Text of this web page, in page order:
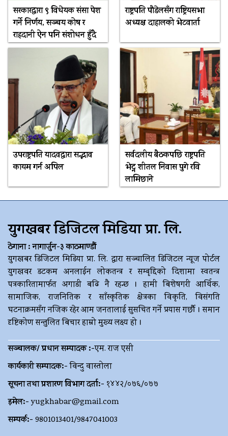
सरकारद्धारा ९ विधेयक संसद्मा पेश
गर्ने निर्णय, सञ्चय कोष र
राहदानी ऐन पनि संशोधन हुँदै
राष्ट्रपति पौडेलसँग राष्ट्रियसभा
अध्यक्ष दाहालको भेटवार्ता
उपराष्ट्रपति यादवद्वारा सद्भाव
कायम गर्न अपिल
सर्वदलीय बैठकपछि राष्ट्रपति
भेट्न शीतल निवास पुगे रवि
लामिछाने
युगखबर डिजिटल मिडिया प्रा. लि.
ठेगाना : नागार्जुन-३ काठमाण्डौं
युगखबर डिजिटल मिडिया प्रा. लि. द्धारा सञ्चालित डिजिटल न्यूज पोर्टल
युगखवर डटकम अनलाईन लोकतन्त्र र सम्बृद्दिको दिशामा स्वतन्त्र
पत्रकारितामार्फत अगाडी बढि नै रहन्छ । हामी बिशेषगरी आर्थिक,
सामाजिक, राजनितिक र साँस्कृतिक क्षेत्रका विकृति, विसंगति
घटनाक्रमसँग नजिक रहेर आम जनतालाई सुसचित गर्ने प्रयास गर्छौ । समान
दृष्टिकोण सन्तुलित बिचार हाम्रो मुख्य लक्ष्य हो ।
सञ्चालक/ प्रधान सम्पादक :-एम. राज एसी
कार्यकारी सम्पादक:-विन्दु वास्तोला
सूचना तथा प्रशारण विभाग दर्ता:- १४४२/०७६/०७७
इमेल:- yugkhabar@gmail.com
सम्पर्क:- 9801013401/9847041003